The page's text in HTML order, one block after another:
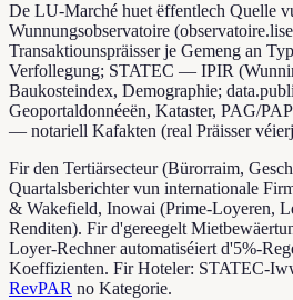
De LU-Marché huet ëffentlech Quelle
Wunnungsobservatoire
Transaktiounspräisser je Gemeng an
Verfollegung; STATEC — IPIR
Baukosteindex, Demographie;
Geoportaldonnéeën, Kataster, PAG/
— notariell Kafakten (real Präisser
Fir den Tertiärsecteur (Bürorraim,
Quartalsberichter vun internationale
& Wakefield, Inowai (Prime-Loyeren,
Renditen). Fir d'gereegelt
Loyer-Rechner automatiséiert d'5%-
Koeffizienten. Fir Hoteler: STATEC-
RevPAR no Kategorie.